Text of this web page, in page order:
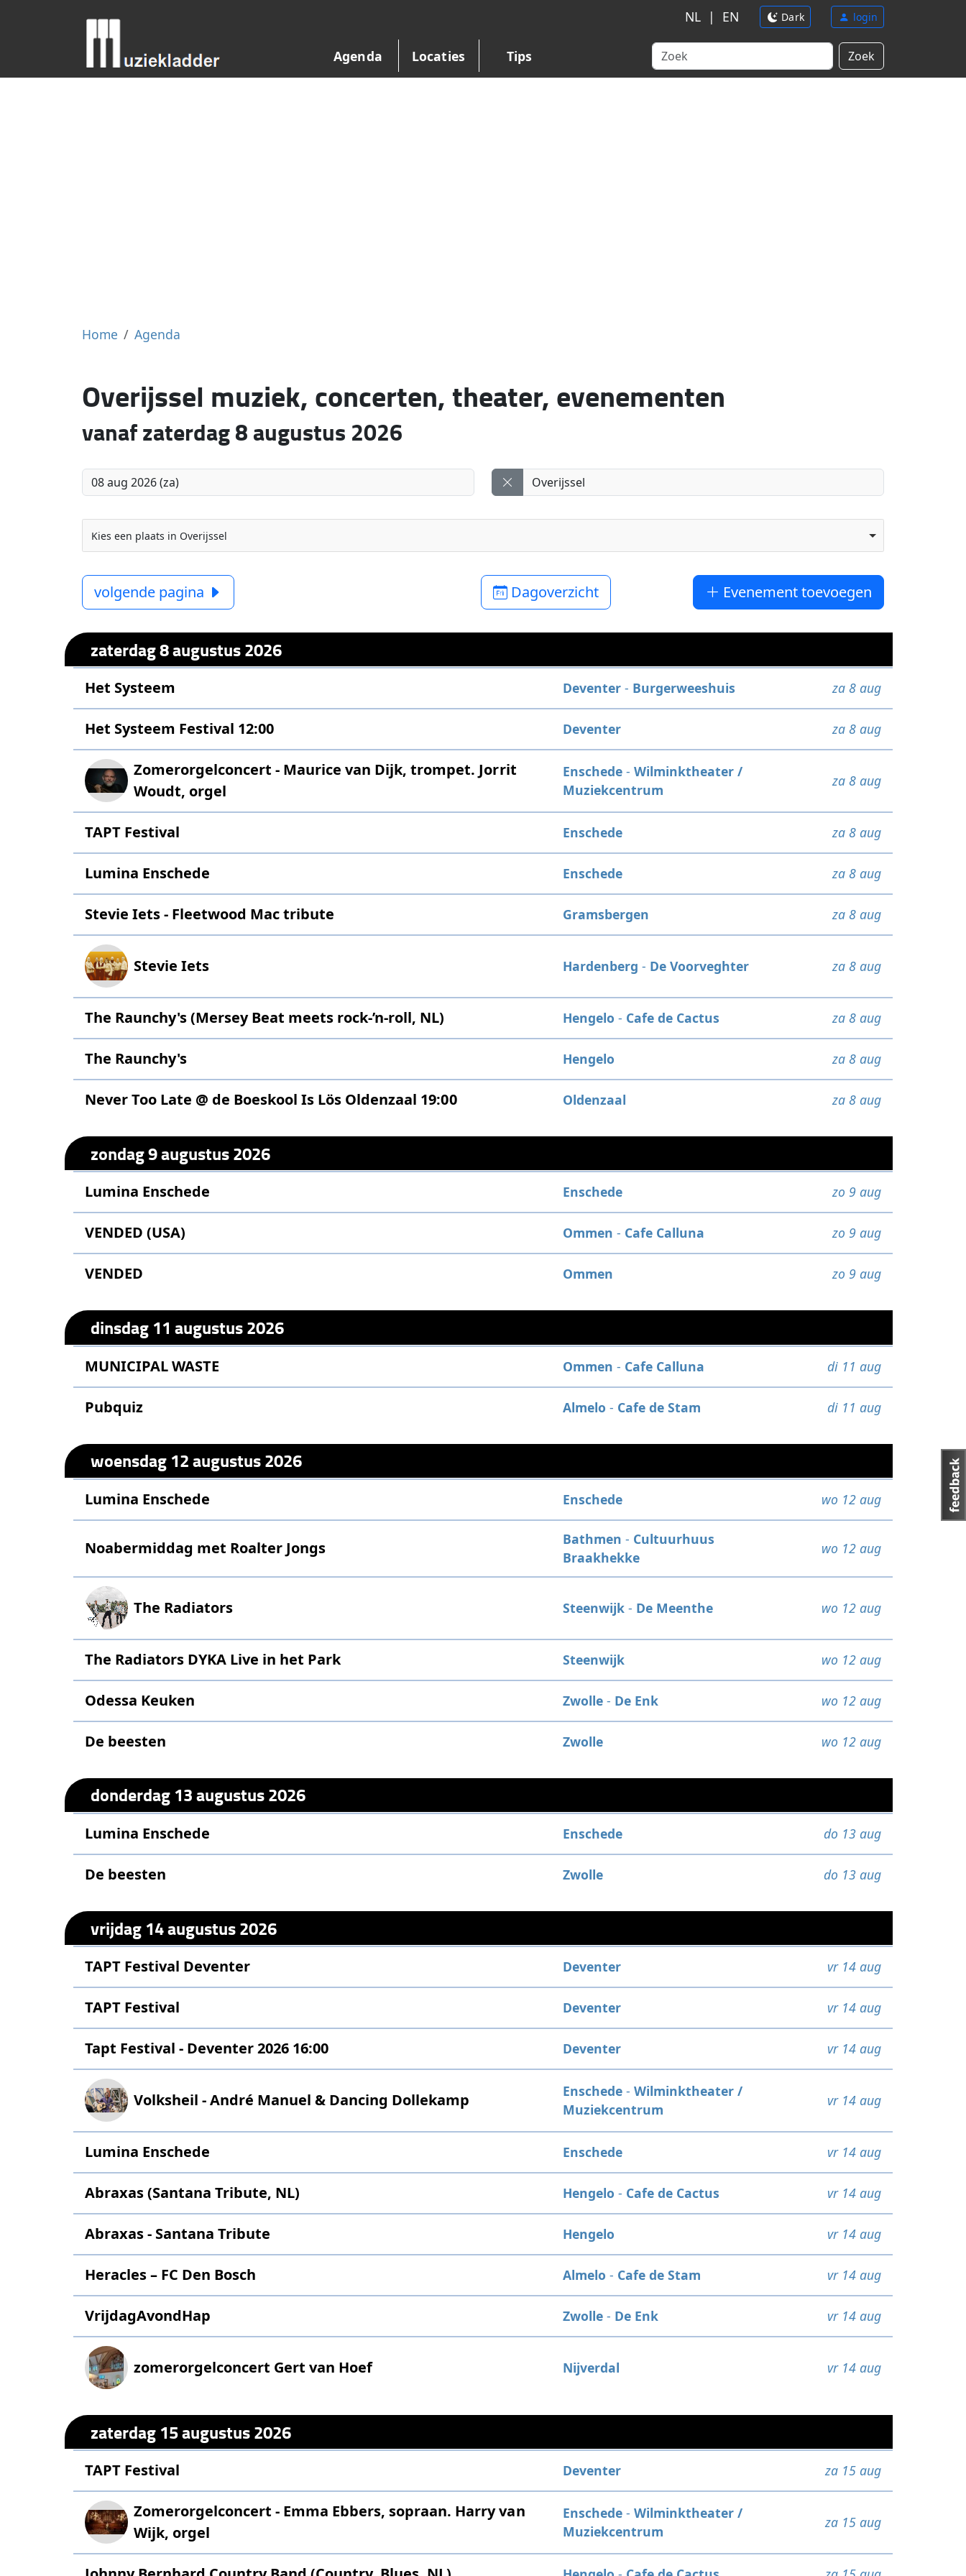
NL | EN Dark login
Agenda Locaties Tips Zoek
Home Agenda
Overijssel muziek, concerten, theater, evenementen
vanaf zaterdag 8 augustus 2026
Kies een plaats in Overijssel
volgende pagina Dagoverzicht Evenement toevoegen
zaterdag 8 augustus 2026
Het Systeem Deventer - Burgerweeshuis za 8 aug
Het Systeem Festival 12:00 Deventer za 8 aug
Zomerorgelconcert - Maurice van Dijk, trompet. Jorrit
Woudt, orgel
Enschede -Wilminktheater /
Muziekcentrum
za 8 aug
TAPT Festival Enschede za 8 aug
Lumina Enschede Enschede za 8 aug
Stevie Iets - Fleetwood Mac tribute Gramsbergen za 8 aug
Stevie Iets Hardenberg - De Voorveghter za 8 aug
The Raunchy's (Mersey Beat meets rock-’n-roll, NL) Hengelo - Cafe de Cactus za 8 aug
The Raunchy's Hengelo za 8 aug
Never Too Late @ de Boeskool Is Lös Oldenzaal 19:00 Oldenzaal za 8 aug
zondag 9 augustus 2026
Lumina Enschede Enschede zo 9 aug
VENDED (USA) Ommen - Cafe Calluna zo 9 aug
VENDED Ommen zo 9 aug
dinsdag 11 augustus 2026
MUNICIPAL WASTE Ommen - Cafe Calluna di 11 aug
Pubquiz Almelo - Cafe de Stam di 11 aug
woensdag 12 augustus 2026
Lumina Enschede Enschede wo 12 aug
Noabermiddag met Roalter Jongs Bathmen - Cultuurhuus
Braakhekke
wo 12 aug
The Radiators Steenwijk - De Meenthe wo 12 aug
The Radiators DYKA Live in het Park Steenwijk wo 12 aug
Odessa Keuken Zwolle - De Enk wo 12 aug
De beesten Zwolle wo 12 aug
donderdag 13 augustus 2026
Lumina Enschede Enschede do 13 aug
De beesten Zwolle do 13 aug
vrijdag 14 augustus 2026
TAPT Festival Deventer Deventer vr 14 aug
TAPT Festival Deventer vr 14 aug
Tapt Festival - Deventer 2026 16:00 Deventer vr 14 aug
Volksheil - André Manuel & Dancing Dollekamp Enschede -Wilminktheater /
Muziekcentrum
vr 14 aug
Lumina Enschede Enschede vr 14 aug
Abraxas (Santana Tribute, NL) Hengelo - Cafe de Cactus vr 14 aug
Abraxas - Santana Tribute Hengelo vr 14 aug
Heracles – FC Den Bosch Almelo - Cafe de Stam vr 14 aug
VrijdagAvondHap Zwolle - De Enk vr 14 aug
zomerorgelconcert Gert van Hoef Nijverdal vr 14 aug
zaterdag 15 augustus 2026
TAPT Festival Deventer za 15 aug
Zomerorgelconcert - Emma Ebbers, sopraan. Harry van
Wijk, orgel
Enschede -Wilminktheater /
Muziekcentrum
za 15 aug